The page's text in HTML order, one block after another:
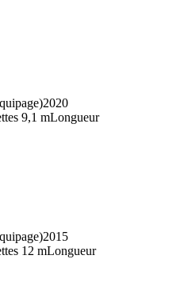
2020
9,1 mLongueur
2015
12 mLongueur